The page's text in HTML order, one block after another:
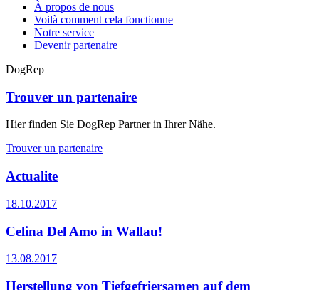
À propos de nous
Voilà comment cela fonctionne
Notre service
Devenir partenaire
DogRep
Trouver un partenaire
Hier finden Sie DogRep Partner in Ihrer Nähe.
Trouver un partenaire
Actualite
18.10.2017
Celina Del Amo in Wallau!
13.08.2017
Herstellung von Tiefgefriersamen auf dem